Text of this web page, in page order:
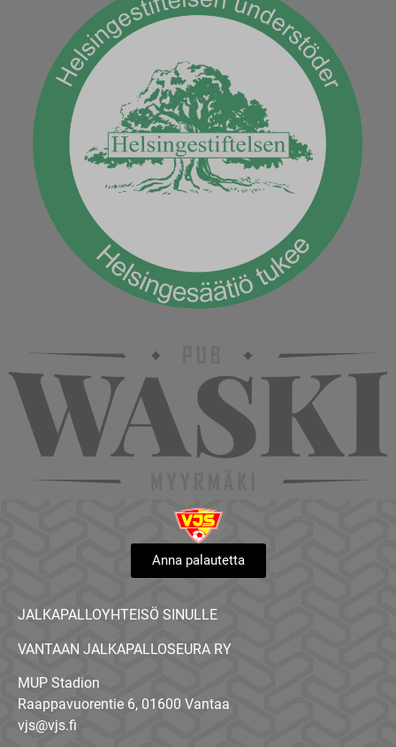
Anna palautetta
JALKAPALLOYHTEISÖ SINULLE
VANTAAN JALKAPALLOSEURA RY
MUP Stadion
Raappavuorentie 6, 01600 Vantaa
vjs@vjs.fi